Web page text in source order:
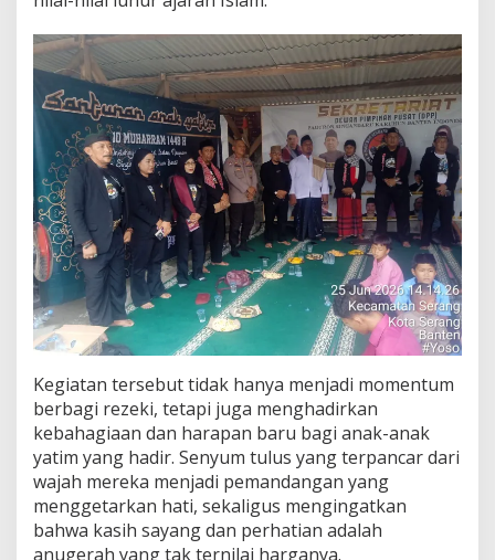
Kegiatan tersebut tidak hanya menjadi momentum
berbagi rezeki, tetapi juga menghadirkan
kebahagiaan dan harapan baru bagi anak-anak
yatim yang hadir. Senyum tulus yang terpancar dari
wajah mereka menjadi pemandangan yang
menggetarkan hati, sekaligus mengingatkan
bahwa kasih sayang dan perhatian adalah
anugerah yang tak ternilai harganya.